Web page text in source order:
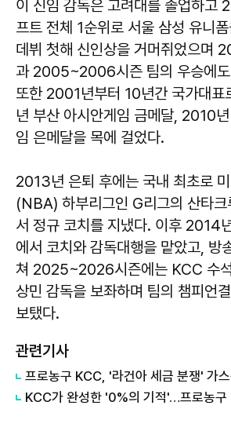
이 신임 감독은 고려대를 졸업하고
프트 전체 1순위로 서울 삼성 유니
데뷔 첫해 신인상을 거머쥐었으며
과 2005~2006시즌 팀의 우승에도
또한 2001년부터 10년간 국가대
년 부산 아시안게임 금메달, 2010
임 은메달을 목에 걸었다.
2013년 은퇴 후에는 국내 최초로
(NBA) 하부리그인 G리그의 산타크
서 정규 코치를 지냈다. 이후 2014
에서 코치와 감독대행을 맡았고, 방
쳐 2025~2026시즌에는 KCC 수석
상민 감독을 보좌하며 팀의 챔피언
보탰다.
관련기사